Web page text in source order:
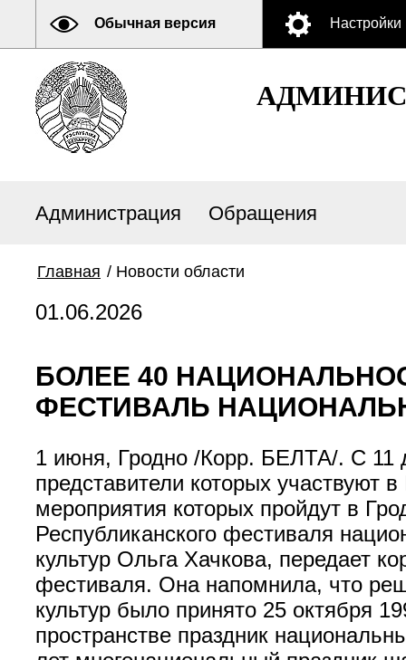
Обычная версия Настройки
Администрация Обращения
Главная / Новости области
01.06.2026
БОЛЕЕ 40
ФЕСТИВАЛЬ
1 июня, Гродно /Корр. БЕЛТА/. С 11
представители которых участвуют
мероприятия которых пройдут в
Республиканского фестиваля
культур Ольга Хачкова, передает
фестиваля. Она напомнила, что
культур было принято 25 октября
пространстве праздник